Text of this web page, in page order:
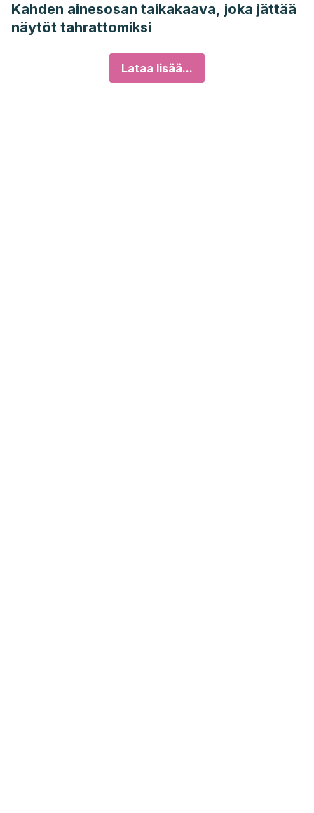
Kahden ainesosan taikakaava, joka jättää
näytöt tahrattomiksi
Lataa lisää...